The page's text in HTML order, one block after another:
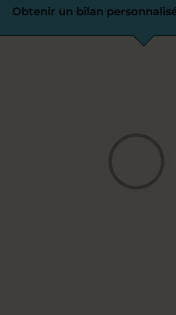
Obtenir un bilan